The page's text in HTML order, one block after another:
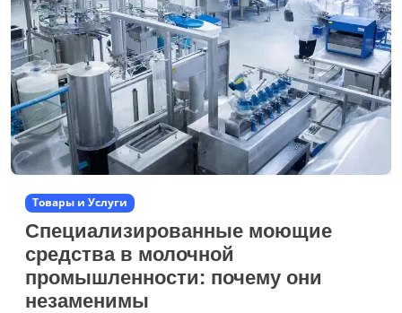
Товары и Услуги
Специализированные моющие
средства в молочной
промышленности: почему они
незаменимы